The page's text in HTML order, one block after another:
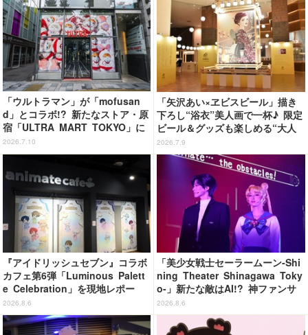
倉庫 ～8月9日まで【レポート】
「ウルトラマン」が「mofusan
d」とコラボ!? 新たなストア・原
宿「ULTRA MART TOKYO」に
行ってきた【レポ】
2026.7.10
「矢沢あい×ヱビスビール」描き
下ろし“浴衣”美人画で一杯♪ 限定
ビール＆グッズも楽しめる“大人
の夏祭り”をレポ
2026.7.9
『アイドリッシュセブン』コラボ
カフェ第6弾「Luminous Palett
e Celebration」を現地レポー
ト 4グループの世界観を落とし
込んだオリジナルフード＆ドリン
クに注目♪
2026.8.6
「美少女戦士セーラームーン-Shi
ning Theater Shinagawa Toky
o-」新たな敵はAI!? 神ファンサ
も健在で舞台初心者も悶絶！＜第
2期レビュー＞
2026.8.6